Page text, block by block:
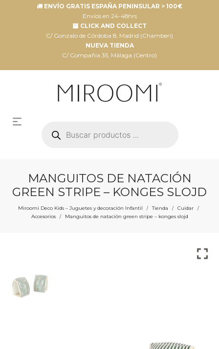
ENVÍO GRATIS ESPAÑA PENINSULAR > 100€
Envíos en 24-48hrs
CLICK AND COLLECT
C/ Gonzalo de Córdoba 8, Madrid (Chamberí)
NUEVA TIENDA
C/ Compañia 35, Málaga (Centro)
productos
MANGUITOS DE NATACIÓN
GREEN STRIPE – KONGES SLOJD
Miroomi Deco Kids – Juguetes y decoración Infantil / Tienda / Cuidar /
Accesorios / Manguitos de natación green stripe – konges slojd